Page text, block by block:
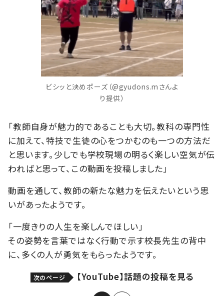
ビシッと決めポーズ（@gyudons.mさんよ
り提供）
「教師自身が魅力的であることも大切。教科の専門性
に加えて、特技で生徒の心をつかむのも一つの方法だ
と思います。少しでも学校現場の明るく楽しい空気が伝
わればと思って、この動画を投稿しました」
動画を通して、教師の新たな魅力を伝えたいという思
いがあったようです。
「一度きりの人生を楽しんでほしい」
その姿勢を言葉ではなく行動で示す校長先生の背中
に、多くの人が勇気をもらったようです。
次のページ 【YouTube】話題の投稿を見る